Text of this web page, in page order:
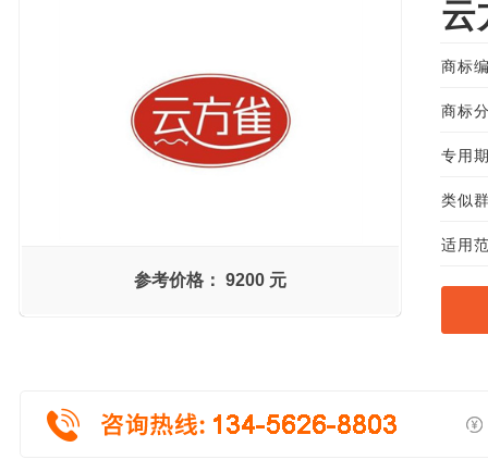
参考价格： 9200 元
云
商标
商标
专用
类似
适用